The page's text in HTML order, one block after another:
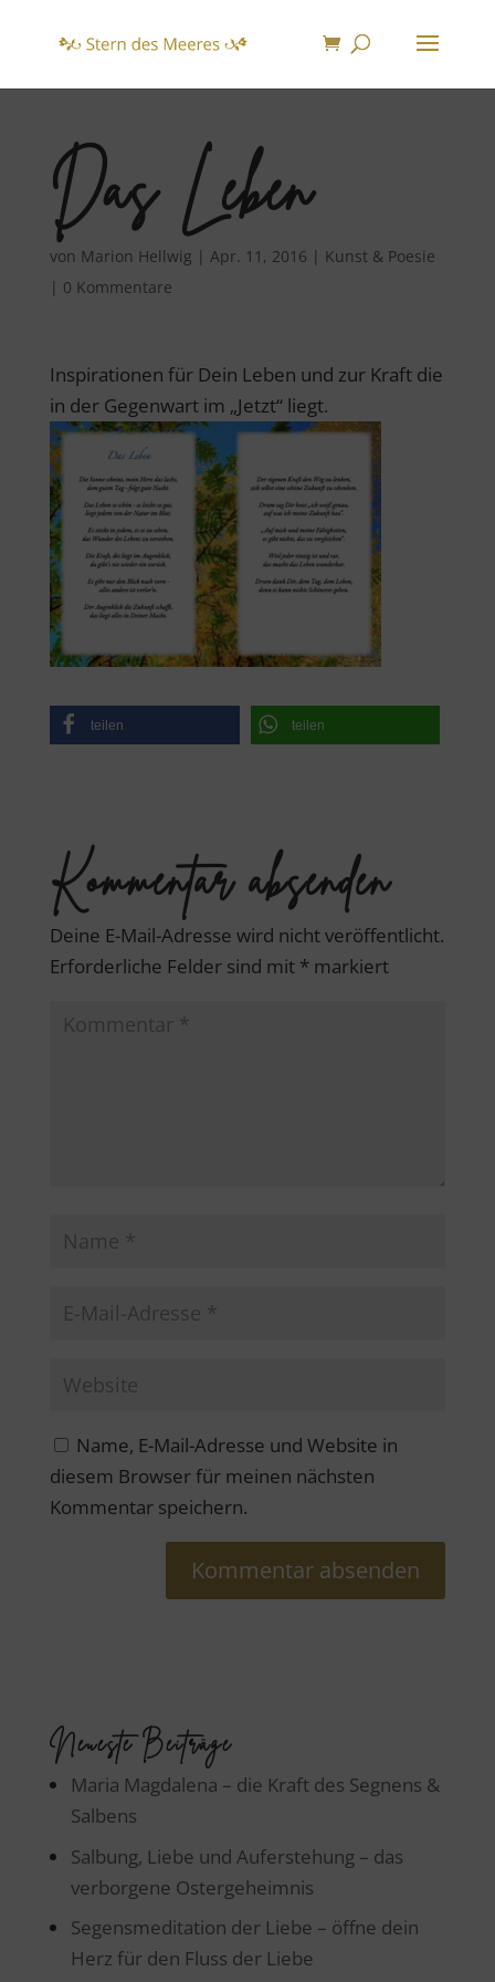
Das Leben
von Marion Hellwig | Apr. 11, 2016 | Kunst & Poesie
| 0 Kommentare
Inspirationen für Dein Leben und zur Kraft die
in der Gegenwart im „Jetzt“ liegt.
teilen teilen
Kommentar absenden
Deine E-Mail-Adresse wird nicht veröffentlicht.
Erforderliche Felder sind mit *markiert
Name, E-Mail-Adresse und Website in
diesem Browser für meinen nächsten
Kommentar speichern.
Neueste Beiträge
Maria Magdalena – die Kraft des Segnens &
Salbens
Salbung, Liebe und Auferstehung – das
verborgene Ostergeheimnis
Segensmeditation der Liebe – öffne dein
Herz für den Fluss der Liebe